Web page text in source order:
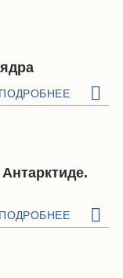
ПОДРОБНЕЕ
ПОДРОБНЕЕ